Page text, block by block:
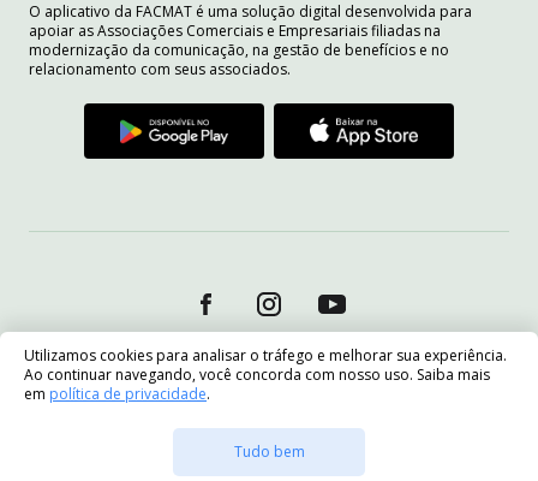
Utilizamos cookies para analisar o tráfego e melhorar sua experiência.
Ao continuar navegando, você concorda com nosso uso. Saiba mais
em política de privacidade.
Tudo bem
O aplicativo da FACMAT é uma solução digital desenvolvida para
apoiar as Associações Comerciais e Empresariais filiadas na
modernização da comunicação, na gestão de benefícios e no
relacionamento com seus associados.